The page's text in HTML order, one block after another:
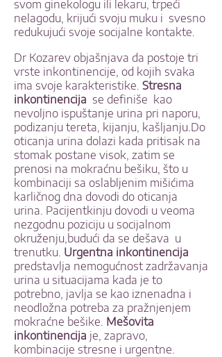
svom ginekologu ili lekaru, trpeći
nelagodu, krijući svoju muku i svesno
redukujući svoje socijalne kontakte.
Dr Kozarev objašnjava da postoje tri
vrste inkontinencije, od kojih svaka
ima svoje karakteristike. Stresna
inkontinencija se definiše kao
nevoljno ispuštanje urina pri naporu,
podizanju tereta, kijanju, kašljanju.Do
oticanja urina dolazi kada pritisak na
stomak postane visok, zatim se
prenosi na mokraćnu bešiku, što u
kombinaciji sa oslabljenim mišićima
karličnog dna dovodi do oticanja
urina. Pacijentkinju dovodi u veoma
nezgodnu poziciju u socijalnom
okruženju,budući da se dešava u
trenutku. Urgentna inkontinencija
predstavlja nemogućnost zadržavanja
urina u situacijama kada je to
potrebno, javlja se kao iznenadna i
neodložna potreba za pražnjenjem
mokraćne bešike. Mešovita
inkontinencija je, zapravo,
kombinacije stresne i urgentne.